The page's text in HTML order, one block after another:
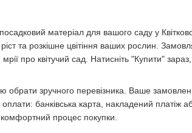
матеріал для вашого саду у
та розкішне цвітіння ваших рослин.
про квітучий сад. Натисніть "Купити"
обрати зручного перевізника. Ваше
банківська карта, накладений платіж
процес покупки.